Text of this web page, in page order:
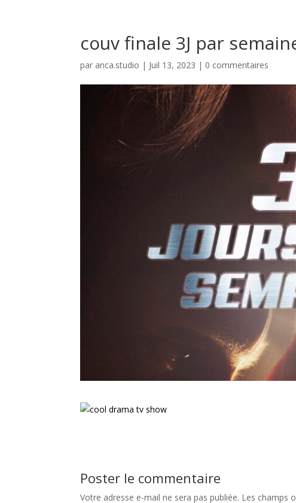
couv finale 3J par
par anca.studio | Juil 13, 2023 | 0 commentaires
Poster le commentaire
Votre adresse e-mail ne sera pas publiée. Les champs